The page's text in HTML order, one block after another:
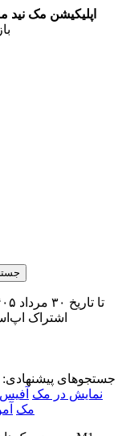
اپلیکیشن مک نید
اشتراک
جستجوهای پیشنهادی:
نمایش در مک
برنامه‌های Adobe مک